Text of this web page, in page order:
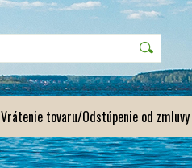
Vrátenie tovaru/Odstúpenie od zmluvy